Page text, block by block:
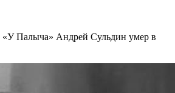
«У Палыча» Андрей Сульдин умер в